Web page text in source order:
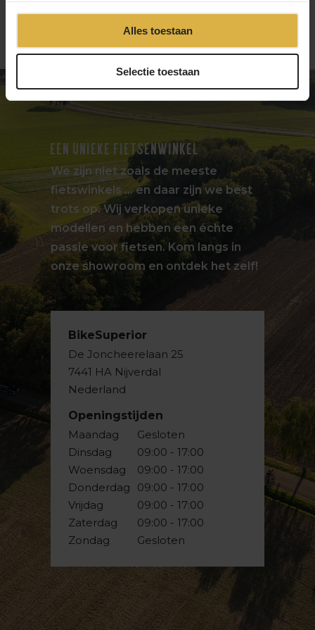
Alles toestaan
Selectie toestaan
1 2 3 4 5
EEN UNIEKE FIETSENWINKEL
We zijn niet zoals de meeste
fietswinkels … en daar zijn we best
trots op. Wij verkopen unieke
modellen en hebben een échte
passie voor fietsen. Kom langs in
onze showroom en ontdek het zelf!
BikeSuperior
De Joncheerelaan 25
7441 HA Nijverdal
Nederland
Openingstijden
Maandag
Dinsdag
Woensdag
Donderdag
Vrijdag
Zaterdag
Zondag
Gesloten
09:00 - 17:00
09:00 - 17:00
09:00 - 17:00
09:00 - 17:00
09:00 - 17:00
Gesloten